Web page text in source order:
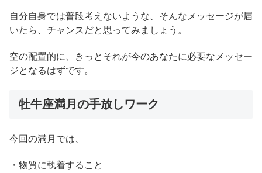
自分自身では普段考えないような、そんなメッセージが届
いたら、チャンスだと思ってみましょう。
空の配置的に、きっとそれが今のあなたに必要なメッセー
ジとなるはずです。
牡牛座満月の手放しワーク
今回の満月では、
・物質に執着すること